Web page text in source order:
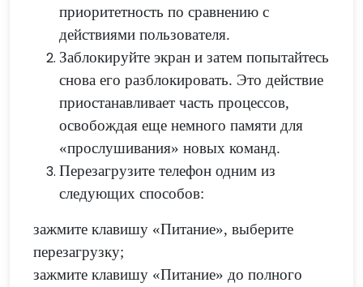
приоритетность по сравнению с
действиями пользователя.
Заблокируйте экран и затем попытайтесь
снова его разблокировать. Это действие
приостанавливает часть процессов,
освобождая еще немного памяти для
«прослушивания» новых команд.
Перезагрузите телефон одним из
следующих способов:
зажмите клавишу «Питание», выберите
перезагрузку;
зажмите клавишу «Питание» до полного